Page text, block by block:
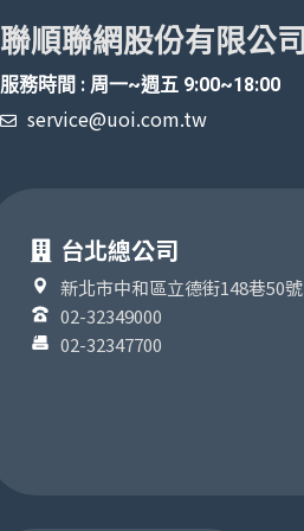
聯順聯網股份有限公司
服務時間 : 周一~週五 9:00~18:00
service@uoi.com.tw
台北總公司
新北市中和區立德街148巷50號
02-32349000
02-32347700